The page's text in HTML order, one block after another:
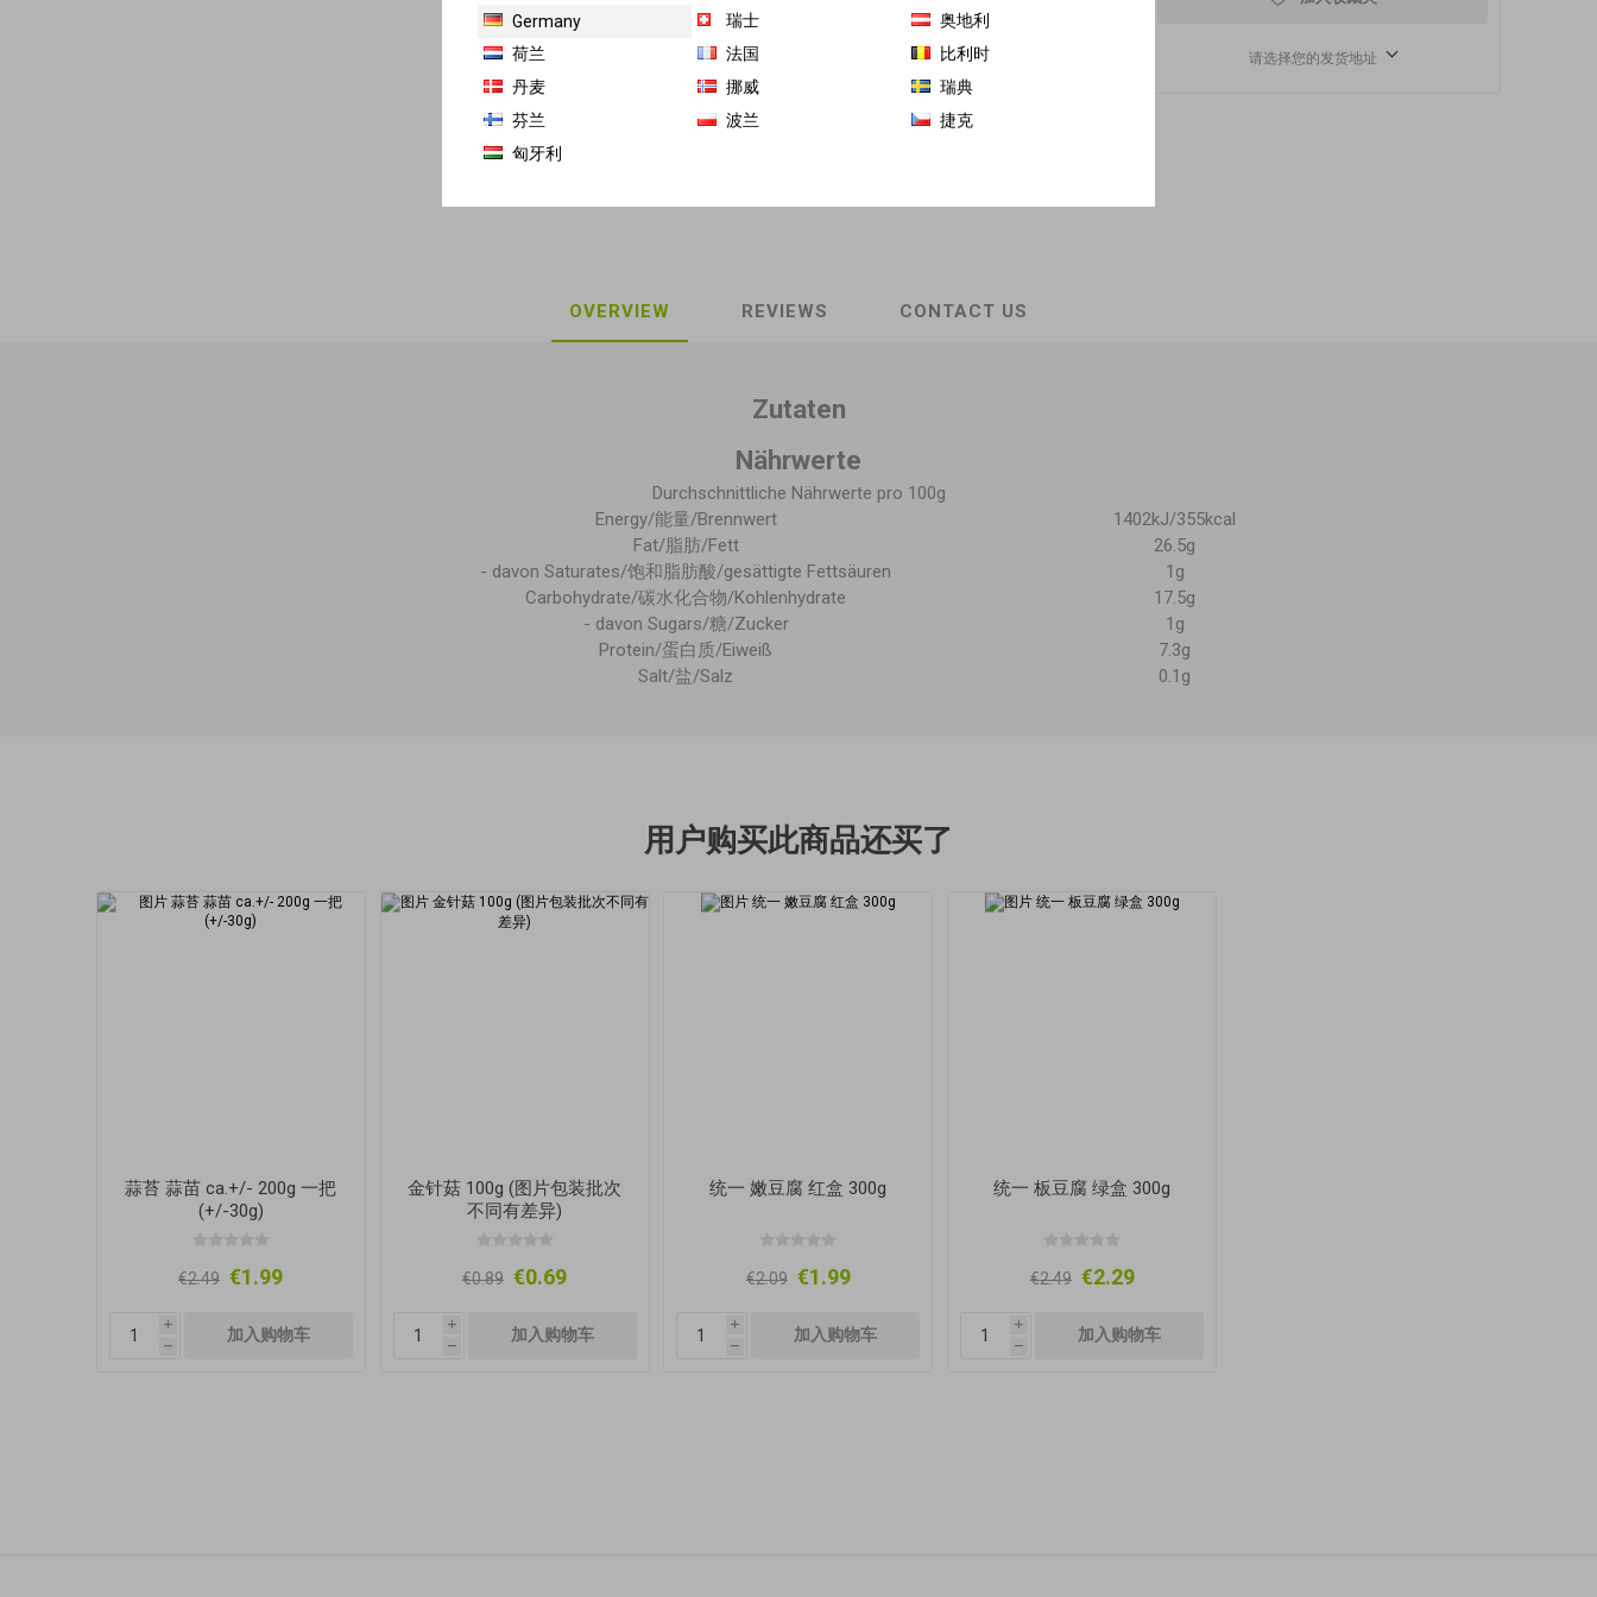
€1.71/ 100 g 最佳鉴赏期 2026-01-26
商品库存单位（SKU）: GH-LS-12625-3
请选择您的发货地址
OVERVIEW REVIEWS CONTACT US
Zutaten
Nährwerte
Durchschnittliche Nährwerte pro 100g
Energy/能量/Brennwert
1402kJ/355kcal
Fat/脂肪/Fett
26.5g
- davon Saturates/饱和脂肪酸/gesättigte Fettsäuren
1g
Carbohydrate/碳水化合物/Kohlenhydrate
17.5g
- davon Sugars/糖/Zucker
1g
Protein/蛋白质/Eiweiß
7.3g
Salt/盐/Salz
0.1g
用户购买此商品还买了
蒜苔 蒜苗 ca.+/- 200g 一把
(+/-30g)
€2.49 €1.99
i
h
金针菇 100g (图片包装批次
不同有差异)
€0.89 €0.69
i
h
统一 嫩豆腐 红盒 300g
€2.09 €1.99
i
h
统一 板豆腐 绿盒 300g
€2.49 €2.29
i
h
Germany 瑞士
奥地利
荷兰
法国
比利时
丹麦
挪威
瑞典
芬兰
波兰
捷克
匈牙利